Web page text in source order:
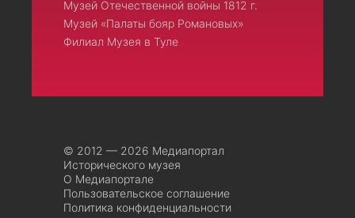
Музей Отечественной войны 1812 г.
Музей «Палаты бояр Романовых»
Филиал Музея в Туле
© 2012 — 2026 Медиапортал
Исторического музея
О Медиапортале
Пользовательское соглашение
Политика конфиденциальности